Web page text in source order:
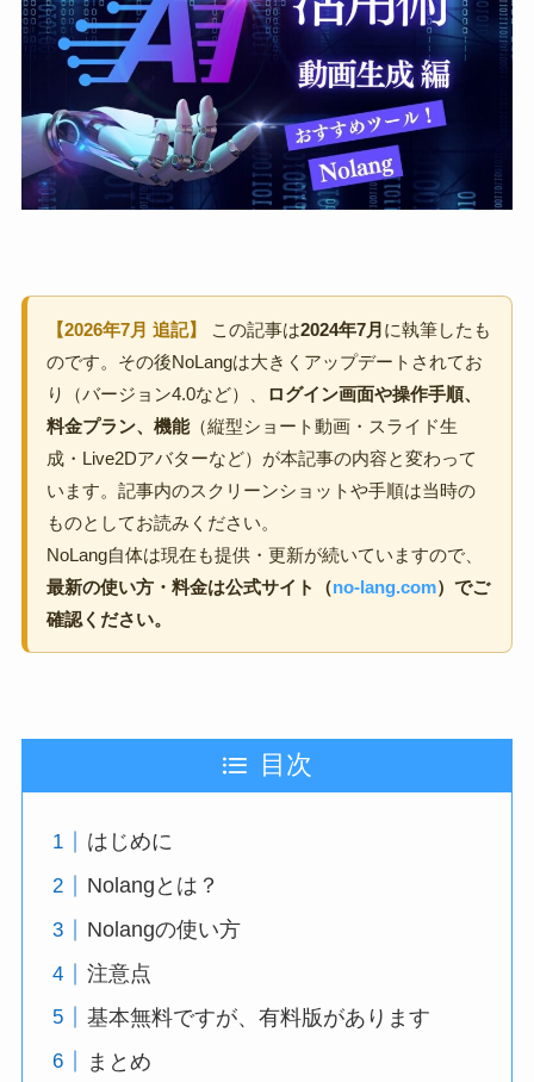
【2026年7月 追記】 この記事は2024年7月 に執筆したも
のです。その後NoLangは大きくアップデートされてお
り（バージョン4.0など）、
ログイン画面や操作手順、
料金プラン、機能（縦型ショート動画・スライド生
成・Live2Dアバターなど）が本記事の内容と変わって
います。記事内のスクリーンショットや手順は当時の
ものとしてお読みください。
NoLang自体は現在も提供・更新が続いていますので、
最新の使い方・料金は公式サイト（no-lang.com）でご
確認ください。
目次
はじめに
Nolangとは？
Nolangの使い方
注意点
基本無料ですが、有料版があります
まとめ